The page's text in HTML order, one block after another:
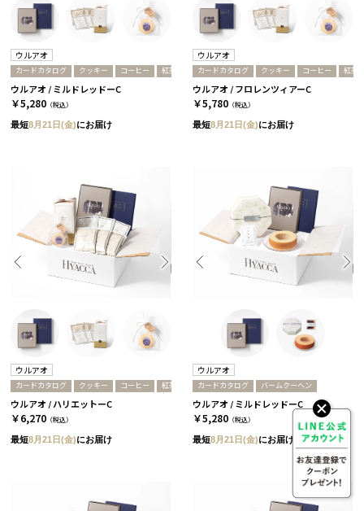
ウルアオ
カードカタログ クッキー コーヒー 紅茶
ウルアオ / ミルドレッドーC
￥5,280 （税込）
最短8月21日(金)にお届け
ウルアオ
カードカタログ クッキー コーヒー 紅茶
ウルアオ / フロレンツィアーC
￥5,780 （税込）
最短8月21日(金)にお届け
ウルアオ
カードカタログ クッキー コーヒー 紅茶
ウルアオ / ハリエットーC
￥6,270 （税込）
最短8月21日(金)にお届け
ウルアオ
カードカタログ バームクーヘン
ウルアオ / ミルドレッドーC
￥5,280 （税込）
最短8月21日(金)にお届け